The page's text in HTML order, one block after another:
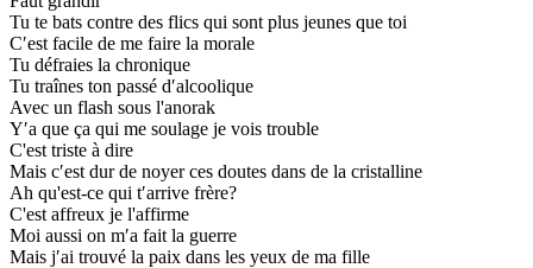
Tu te bats contre des flics qui sont plus jeunes que toi
C′est facile de me faire la morale
Tu défraies la chronique
Tu traînes ton passé d′alcoolique
Avec un flash sous l'anorak
Y′a que ça qui me soulage je vois trouble
C'est triste à dire
Mais c′est dur de noyer ces doutes dans de la cristalline
Ah qu'est-ce qui t′arrive frère?
C'est affreux je l'affirme
Moi aussi on m′a fait la guerre
Mais j′ai trouvé la paix dans les yeux de ma fille